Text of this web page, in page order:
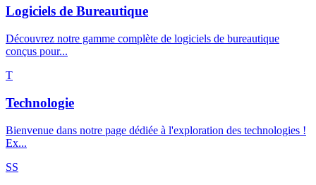
Logiciels de Bureautique
Découvrez notre gamme complète de logiciels de bureautique
conçus pour...
T
Technologie
Bienvenue dans notre page dédiée à l'exploration des technologies !
Ex...
SS